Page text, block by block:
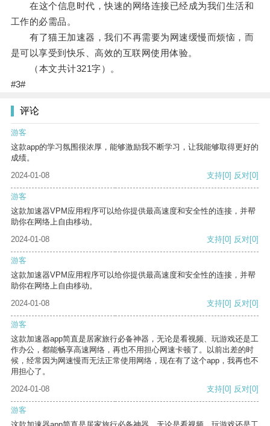
在这个信息时代，快速的网络连接已经成为我们生活和
工作的必需品。
有了猫王加速器，我们不再需要为网速缓慢而烦恼，而
是可以享受到快乐、高效的互联网使用体验。
（本文共计321字）。
#3#
评论
游客
这款app的学习氛围很浓厚，能够激励我不断学习，让我能够取得更好的
成绩。
2024-01-08
支持[0] 反对[0]
游客
这款加速器VPM应用程序可以给你提供最高速度和安全性的连接，并帮
助你在网络上自由移动。
2024-01-08
支持[0] 反对[0]
游客
这款加速器VPM应用程序可以给你提供最高速度和安全性的连接，并帮
助你在网络上自由移动。
2024-01-08
支持[0] 反对[0]
游客
这款加速器app简直是居家旅行必备神器，无论是看视频、玩游戏还是工
作办公，都能畅享高速网络，再也不用担心网速卡顿了。以前出差的时
候，经常因为网速慢而无法正常使用网络，现在有了这个app，我再也不
用担心了。
2024-01-08
支持[0] 反对[0]
游客